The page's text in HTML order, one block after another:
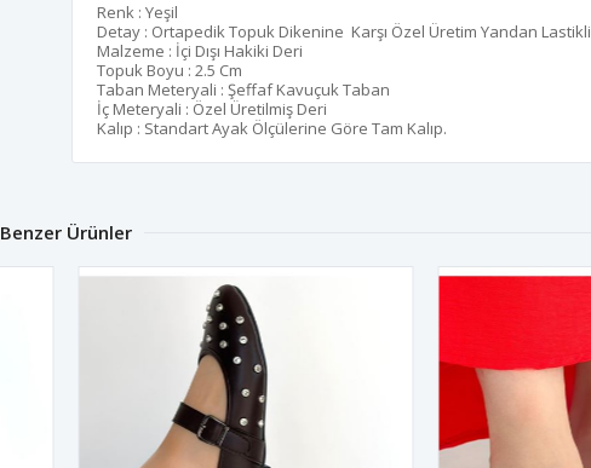
Renk : Yeşil
Detay : Ortapedik Topuk Dikenine Karşı Özel Üretim Yandan Lastikli
Malzeme : İçi Dışı Hakiki Deri
Topuk Boyu : 2.5 Cm
Taban Meteryali : Şeffaf Kavuçuk Taban
İç Meteryali : Özel Üretilmiş Deri
Kalıp : Standart Ayak Ölçülerine Göre Tam Kalıp.
Benzer Ürünler